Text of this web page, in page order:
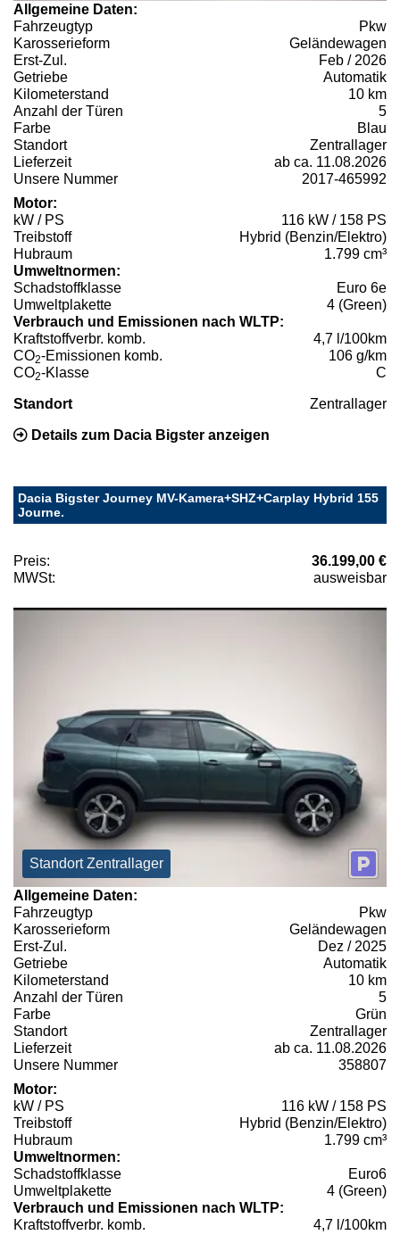
Allgemeine Daten:
Fahrzeugtyp
Pkw
Karosserieform
Geländewagen
Erst-Zul.
Feb / 2026
Getriebe
Automatik
Kilometerstand
10 km
Anzahl der Türen
5
Farbe
Blau
Standort
Zentrallager
Lieferzeit
ab ca. 11.08.2026
Unsere Nummer
2017-465992
Motor:
kW / PS
116 kW / 158 PS
Treibstoff
Hybrid (Benzin/Elektro)
Hubraum
1.799 cm³
Umweltnormen:
Schadstoffklasse
Euro 6e
Umweltplakette
4 (Green)
Verbrauch und Emissionen nach WLTP:
Kraftstoffverbr. komb.
4,7 l/100km
CO2-Emissionen komb.
106 g/km
CO2-Klasse C
Standort Zentrallager
Details zum Dacia Bigster anzeigen
Dacia Bigster Journey MV-Kamera+SHZ+Carplay Hybrid 155
Journe.
Preis:
36.199,00 €
MWSt:
ausweisbar
Standort Zentrallager
Allgemeine Daten:
Fahrzeugtyp
Pkw
Karosserieform
Geländewagen
Erst-Zul.
Dez / 2025
Getriebe
Automatik
Kilometerstand
10 km
Anzahl der Türen
5
Farbe
Grün
Standort
Zentrallager
Lieferzeit
ab ca. 11.08.2026
Unsere Nummer
358807
Motor:
kW / PS
116 kW / 158 PS
Treibstoff
Hybrid (Benzin/Elektro)
Hubraum
1.799 cm³
Umweltnormen:
Schadstoffklasse
Euro6
Umweltplakette
4 (Green)
Verbrauch und Emissionen nach WLTP:
Kraftstoffverbr. komb.
4,7 l/100km